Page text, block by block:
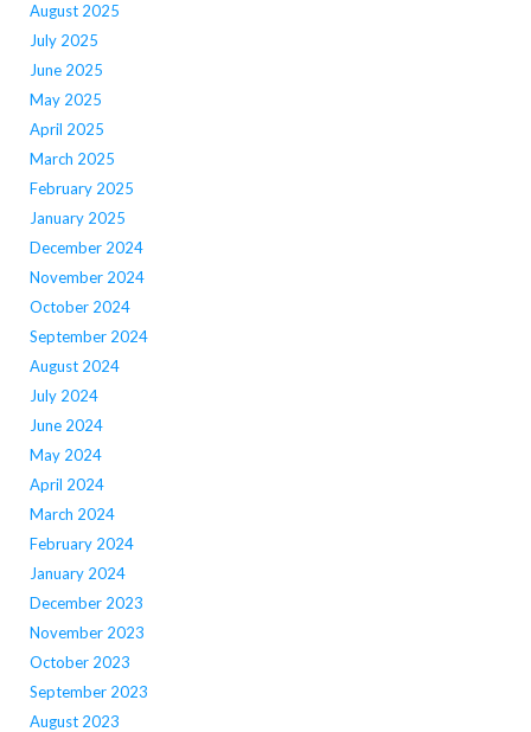
August 2025
July 2025
June 2025
May 2025
April 2025
March 2025
February 2025
January 2025
December 2024
November 2024
October 2024
September 2024
August 2024
July 2024
June 2024
May 2024
April 2024
March 2024
February 2024
January 2024
December 2023
November 2023
October 2023
September 2023
August 2023